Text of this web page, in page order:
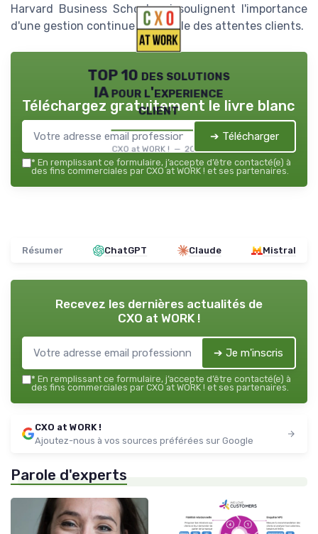
Harvard Business School qui soulignent l'importance
d'une gestion continue et flexible des attentes clients.
TOP 10 des solutions
IA pour l'experience
client
CXO at WORK ! — 2026
Téléchargez gratuitement le livre blanc
➔ Télécharger
* En remplissant ce formulaire, j’accepte d’être contacté(e) à
des fins commerciales par CXO at WORK ! et ses partenaires.
Résumer ChatGPT Claude Mistral
Recevez les dernières actualités de
CXO at WORK !
➔ Je m'inscris
* En remplissant ce formulaire, j’accepte d’être contacté(e) à
des fins commerciales par CXO at WORK ! et ses partenaires.
CXO at WORK !
Ajoutez-nous à vos sources préférées sur Google
Parole d'experts